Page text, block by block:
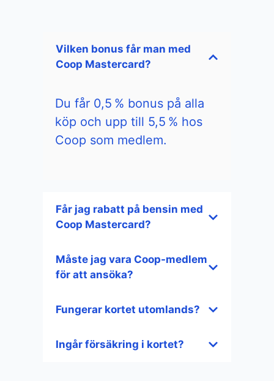
Vilken bonus får man med
Coop Mastercard?
Du får 0,5 % bonus på alla
köp och upp till 5,5 % hos
Coop som medlem.
Får jag rabatt på bensin med
Coop Mastercard?
Måste jag vara Coop-medlem
för att ansöka?
Fungerar kortet utomlands?
Ingår försäkring i kortet?